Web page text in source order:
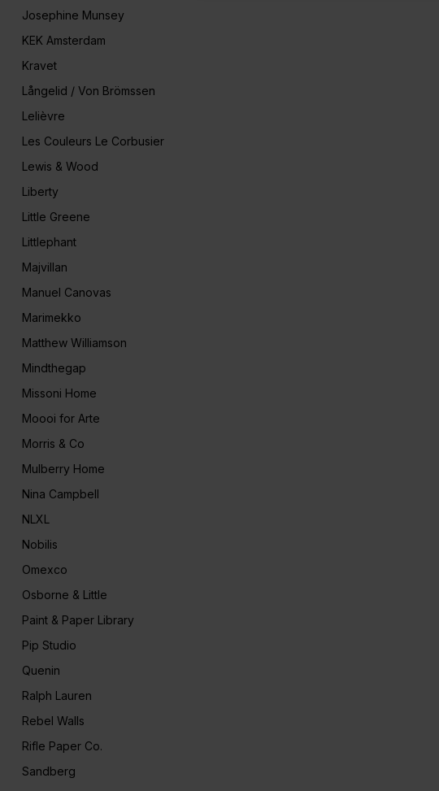
Josephine Munsey
KEK Amsterdam
Kravet
Långelid / Von Brömssen
Lelièvre
Les Couleurs Le Corbusier
Lewis & Wood
Liberty
Little Greene
Littlephant
Majvillan
Manuel Canovas
Marimekko
Matthew Williamson
Mindthegap
Missoni Home
Moooi for Arte
Morris & Co
Mulberry Home
Nina Campbell
NLXL
Nobilis
Omexco
Osborne & Little
Paint & Paper Library
Pip Studio
Quenin
Ralph Lauren
Rebel Walls
Rifle Paper Co.
Sandberg